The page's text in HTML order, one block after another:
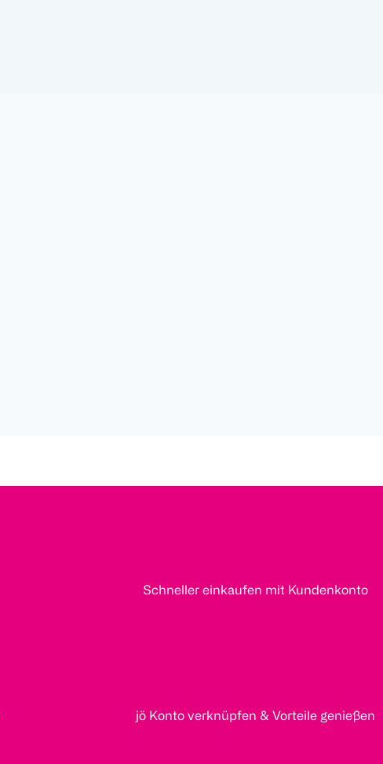
Schneller einkaufen mit Kundenkonto
jö Konto verknüpfen & Vorteile genießen